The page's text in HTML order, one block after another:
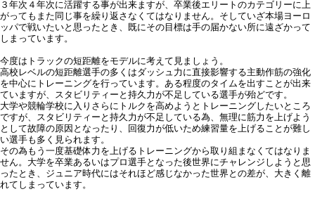
３年次４年次に活躍する事が出来ますが、卒業後エリートのカテゴリーに上
がってもまた同じ事を繰り返さなくてはなりません。そしていざ本場ヨーロ
ッパで戦いたいと思ったとき、既にその目標は手の届かない所に遠ざかって
しまっています。
今度はトラックの短距離をモデルに考えて見ましょう。
高校レベルの短距離選手の多くはダッシュ力に直接影響する主動作筋の強化
を中心にトレーニングを行っています。ある程度のタイムを出すことが出来
ていますが、スタビリティーと持久力が不足している選手が殆どです。
大学や競輪学校に入りさらにトルクを高めようとトレーニングしたいところ
ですが、スタビリティーと持久力が不足している為、無理に筋力を上げよう
として故障の原因となったり、回復力が低いため練習量を上げることが難し
い選手も多く見られます。
その為もう一度基礎体力を上げるトレーニングから取り組まなくてはなりま
せん。大学を卒業あるいはプロ選手となった後世界にチャレンジしようと思
ったとき、ジュニア時代にはそれほど感じなかった世界との差が、大きく離
れてしまっています。